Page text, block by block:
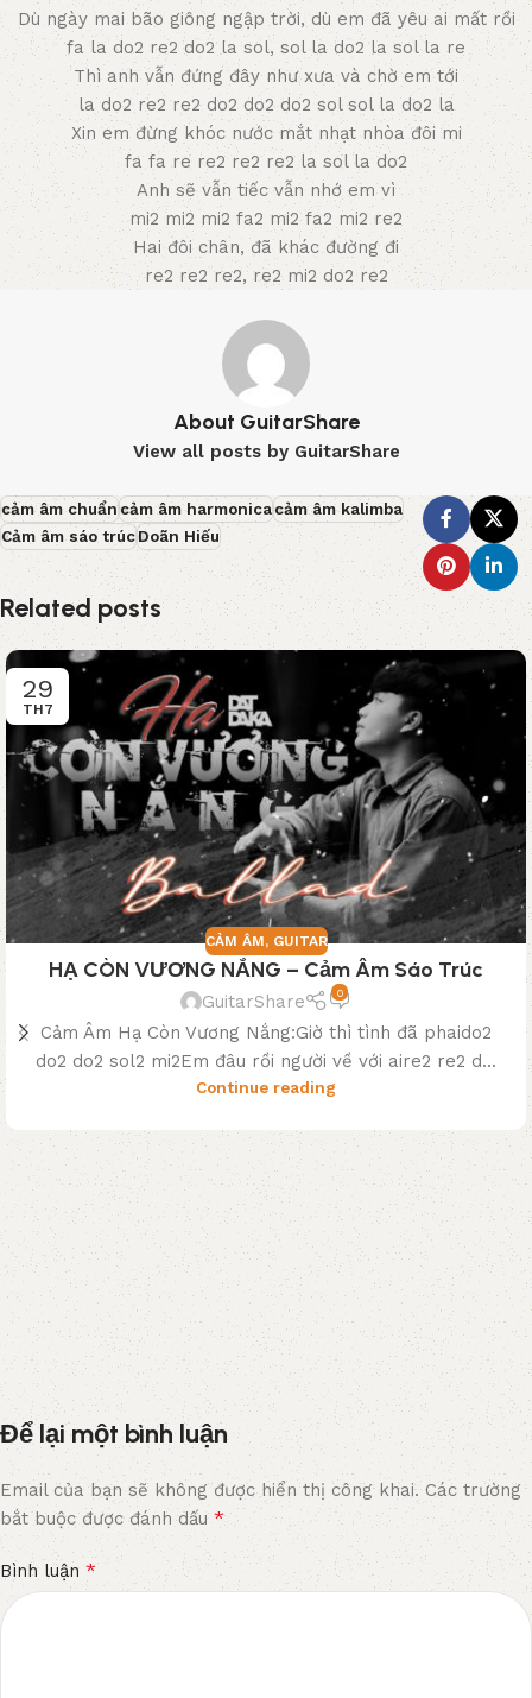
Dù ngày mai bão giông ngập trời, dù em đã yêu ai mất rồi
fa la do2 re2 do2 la sol, sol la do2 la sol la re
Thì anh vẫn đứng đây như xưa và chờ em tới
la do2 re2 re2 do2 do2 do2 sol sol la do2 la
Xin em đừng khóc nước mắt nhạt nhòa đôi mi
fa fa re re2 re2 re2 la sol la do2
Anh sẽ vẫn tiếc vẫn nhớ em vì
mi2 mi2 mi2 fa2 mi2 fa2 mi2 re2
Hai đôi chân, đã khác đường đi
re2 re2 re2, re2 mi2 do2 re2
About GuitarShare
View all posts by GuitarShare
cảm âm chuẩncảm âm harmonicacảm âm kalimba
Cảm âm sáo trúcDoãn Hiếu
Related posts
29
TH7
CẢM ÂM, GUITAR
HẠ CÒN VƯƠNG NẮNG – Cảm Âm Sáo Trúc
GuitarShare 0
Cảm Âm Hạ Còn Vương Nắng:Giờ thì tình đã phaido2
do2 do2 sol2 mi2Em đâu rồi người về với aire2 re2 d...
Continue reading
Để lại một bình luận
Email của bạn sẽ không được hiển thị công khai. Các trường
bắt buộc được đánh dấu *
Bình luận *